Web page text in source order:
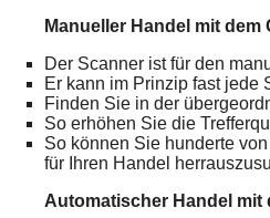
Manueller Handel mit dem
Der Scanner ist für den
Er kann im Prinzip fast jede
Finden Sie in der
So erhöhen Sie die
So können Sie hunderte
für Ihren Handel
Automatischer Handel mit